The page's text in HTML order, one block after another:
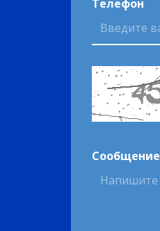
Телефон
Сообщение